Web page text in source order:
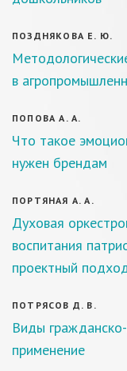
ПОЗДНЯКОВА Е. Ю.
в
ПОПОВА А. А.
Что такое
нужен брендам
ПОРТЯНАЯ А. А.
Духовая
воспитания
проектный
ПОТРЯСОВ Д. В.
Виды
применение